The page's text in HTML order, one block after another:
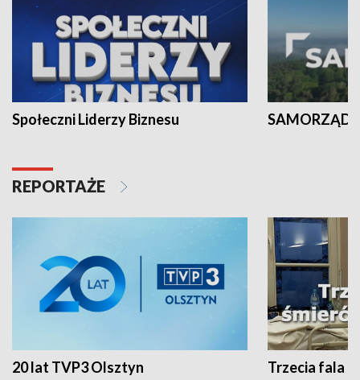
Społeczni Liderzy Biznesu SAMORZĄD
REPORTAŻE
20 lat TVP3 Olsztyn Trzecia fala -